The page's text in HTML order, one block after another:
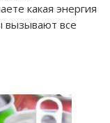
какая энергия
вызывают все